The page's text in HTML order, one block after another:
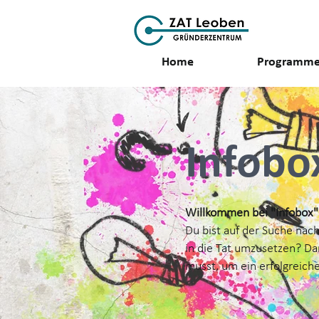
Home
Willkommen bei
Du bist auf der Suche
in die Tat umzusetzen?
musst, um ein